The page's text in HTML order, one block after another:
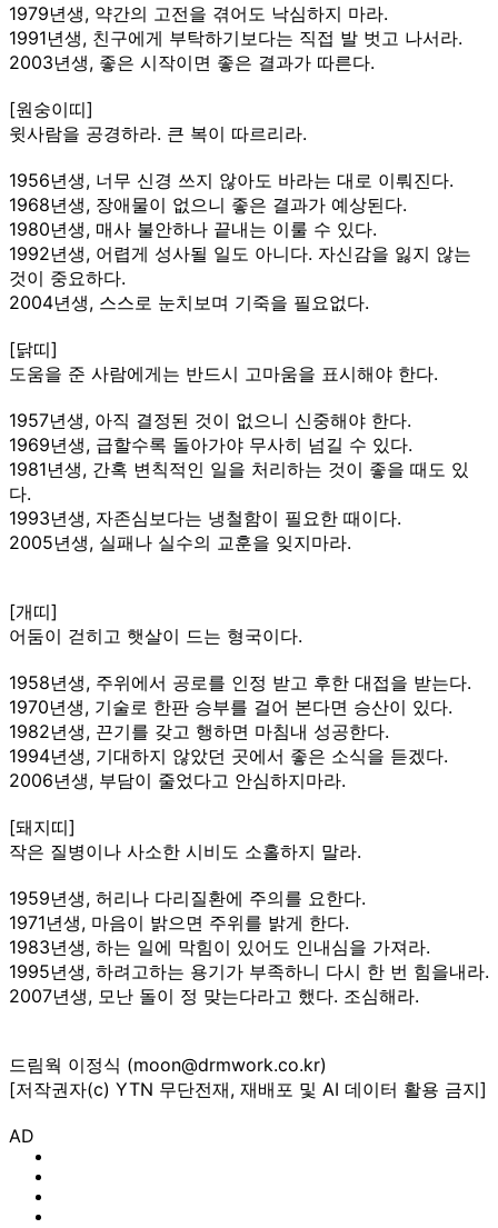
1979년생, 약간의 고전을 겪어도 낙심하지 마라.
1991년생, 친구에게 부탁하기보다는 직접 발 벗고 나서라.
2003년생, 좋은 시작이면 좋은 결과가 따른다.
[원숭이띠]
윗사람을 공경하라. 큰 복이 따르리라.
1956년생, 너무 신경 쓰지 않아도 바라는 대로 이뤄진다.
1968년생, 장애물이 없으니 좋은 결과가 예상된다.
1980년생, 매사 불안하나 끝내는 이룰 수 있다.
1992년생, 어렵게 성사될 일도 아니다. 자신감을 잃지 않는
것이 중요하다.
2004년생, 스스로 눈치보며 기죽을 필요없다.
[닭띠]
도움을 준 사람에게는 반드시 고마움을 표시해야 한다.
1957년생, 아직 결정된 것이 없으니 신중해야 한다.
1969년생, 급할수록 돌아가야 무사히 넘길 수 있다.
1981년생, 간혹 변칙적인 일을 처리하는 것이 좋을 때도 있
다.
1993년생, 자존심보다는 냉철함이 필요한 때이다.
2005년생, 실패나 실수의 교훈을 잊지마라.
[개띠]
어둠이 걷히고 햇살이 드는 형국이다.
1958년생, 주위에서 공로를 인정 받고 후한 대접을 받는다.
1970년생, 기술로 한판 승부를 걸어 본다면 승산이 있다.
1982년생, 끈기를 갖고 행하면 마침내 성공한다.
1994년생, 기대하지 않았던 곳에서 좋은 소식을 듣겠다.
2006년생, 부담이 줄었다고 안심하지마라.
[돼지띠]
작은 질병이나 사소한 시비도 소홀하지 말라.
1959년생, 허리나 다리질환에 주의를 요한다.
1971년생, 마음이 밝으면 주위를 밝게 한다.
1983년생, 하는 일에 막힘이 있어도 인내심을 가져라.
1995년생, 하려고하는 용기가 부족하니 다시 한 번 힘을내라.
2007년생, 모난 돌이 정 맞는다라고 했다. 조심해라.
드림웍 이정식 (moon@drmwork.co.kr)
[저작권자(c) YTN 무단전재, 재배포 및 AI 데이터 활용 금지]
AD